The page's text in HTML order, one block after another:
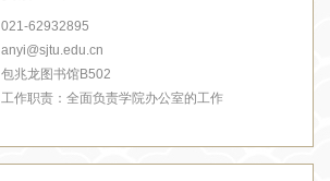
021-62932895
anyi@sjtu.edu.cn
包兆龙图书馆B502
工作职责： 全面负责学院办公室的工作